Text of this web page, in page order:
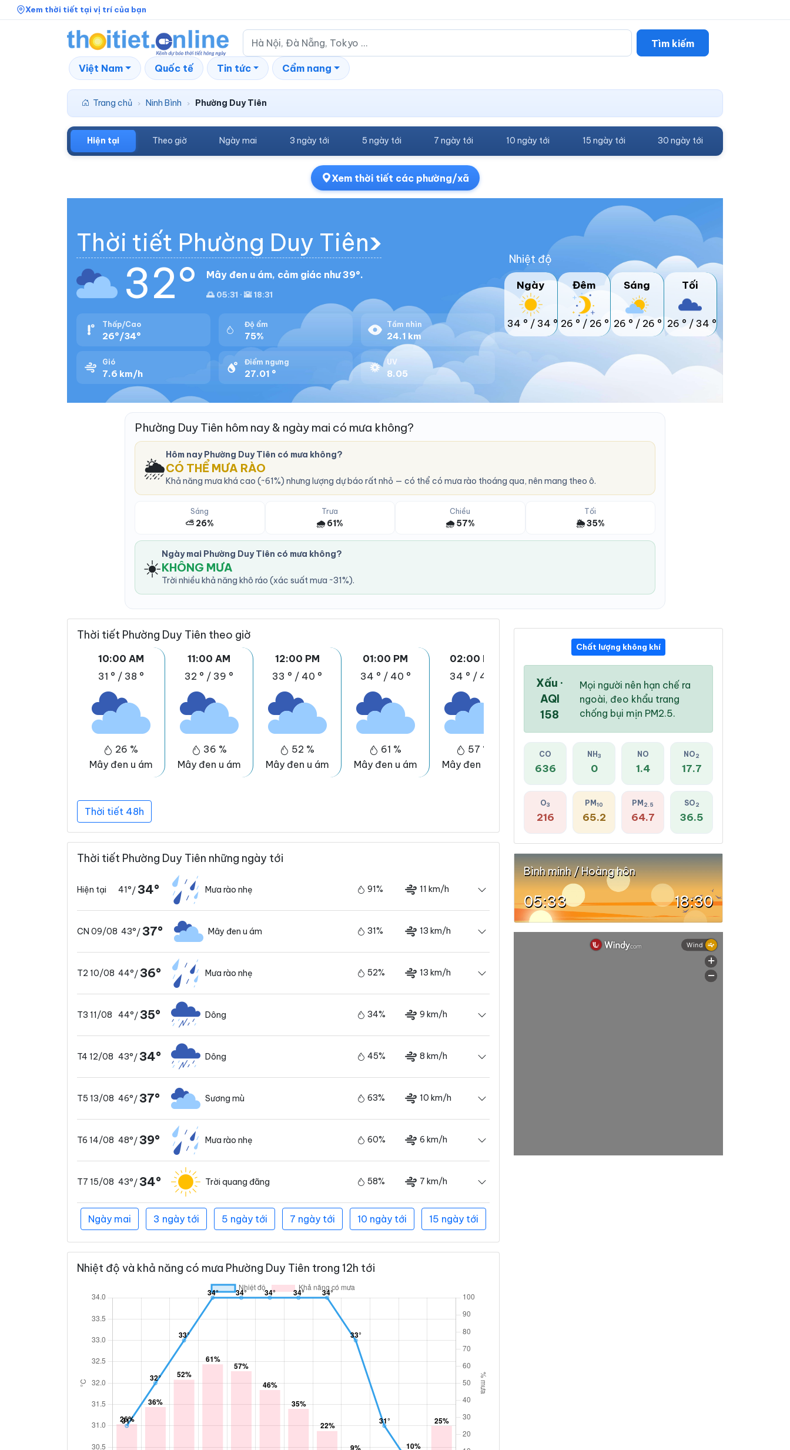
Xem thời tiết tại vị trí của bạn
Tìm kiếm
Việt Nam Quốc tế Tin tức Cẩm nang
Trang chủ › Ninh Bình › Phường Duy Tiên
Hiện tại Theo giờ Ngày mai 3 ngày tới 5 ngày tới 7 ngày tới 10 ngày tới 15 ngày tới 30 ngày tới
Xem thời tiết các phường/xã
Thời tiết Phường Duy Tiên
32° Mây đen u ám, cảm giác như 39°.
🌅 05:31 · 🌇 18:31
Thấp/Cao
26°/34°
Độ ẩm
75%
Tầm nhìn
24.1 km
Gió
7.6 km/h
Điểm ngưng
27.01 °
UV
8.05
Nhiệt độ
Ngày
34 ° / 34 °
Đêm
26 ° / 26 °
Sáng
26 ° / 26 °
Tối
26 ° / 34 °
Phường Duy Tiên hôm nay & ngày mai có mưa không?
🌦️
Hôm nay Phường Duy Tiên có mưa không?
CÓ THỂ MƯA RÀO
Khả năng mưa khá cao (~61%) nhưng lượng dự báo rất nhỏ — có thể có mưa rào thoáng qua, nên mang theo ô.
Sáng
⛅ 26%
Trưa
🌧️ 61%
Chiều
🌧️ 57%
Tối
🌦️ 35%
☀️
Ngày mai Phường Duy Tiên có mưa không?
KHÔNG MƯA
Trời nhiều khả năng khô ráo (xác suất mưa ~31%).
Thời tiết Phường Duy Tiên theo giờ
10:00 AM
31 ° / 38 °
26 %
Mây đen u ám
11:00 AM
32 ° / 39 °
36 %
Mây đen u ám
12:00 PM
33 ° / 40 °
52 %
Mây đen u ám
01:00 PM
34 ° / 40 °
61 %
Mây đen u ám
02:00 PM
34 ° / 41 °
57 %
Mây đen u ám
03:00 PM
34 °
Mây đen u ám
04:00 PM
35 %
Mây đen u ám
Thời tiết 48h
Thời tiết Phường Duy Tiên những ngày tới
Hiện tại 41°/34° Mưa rào nhẹ 91% 11 km/h
CN 09/08 43°/37° Mây đen u ám 31% 13 km/h
T2 10/08 44°/36° Mưa rào nhẹ 52% 13 km/h
T3 11/08 44°/35° Dông 34% 9 km/h
T4 12/08 43°/34° Dông 45% 8 km/h
T5 13/08 46°/37° Sương mù 63% 10 km/h
T6 14/08 48°/39° Mưa rào nhẹ 60% 6 km/h
T7 15/08 43°/34° Trời quang đãng 58% 7 km/h
Ngày mai 3 ngày tới 5 ngày tới 7 ngày tới 10 ngày tới 15 ngày tới
Nhiệt độ và khả năng có mưa Phường Duy Tiên trong 12h tới
Chất lượng không khí
Xấu ·
AQI
158
Mọi người nên hạn chế ra
ngoài, đeo khẩu trang
chống bụi mịn PM2.5.
CO
636
NH 3
0
NO
1.4
NO2
17.7
O3
216
PM10
65.2
PM 2.5
64.7
SO2
36.5
Bình minh / Hoàng hôn
05:33 18:30